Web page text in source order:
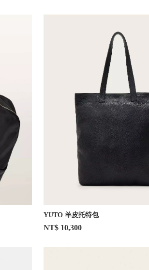
YUTO 羊皮托特包
NT$ 10,300